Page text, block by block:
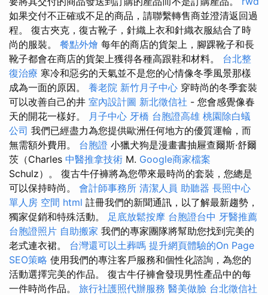
如果交付不正確或不足的商品，請聯繫轉售商並澄清返回過
程。 復古夾克，復古靴子，針織上衣和針織衣服結合了時
尚的服裝。 餐點外燴 每年的商店的貨架上，腳踝靴子和長
靴子都會在商店的貨架上獲得各種高跟鞋和材料。 台北整
復治療 寒冷和惡劣的天氣並不是您的心情像冬季風景那樣
成為一面的原因。 養老院 新竹月子中心 穿時尚的冬季套裝
可以改善自己的井 室內設計圖 新北徵信社 - 您會感覺像春
天的開花一樣好。 月子中心 牙橋 台胞證高雄 桃園除白蟻
公司 我們已經盡力為您提供歐洲任何地方的優質運輸，而
無需額外費用。 台胞證 小獵犬狗是漫畫書抽屜查爾斯·舒爾
茨（Charles 中醫推拿技術 M. Google商家檔案
Schulz）。 復古牛仔褲將為您帶來最時尚的套裝，您總是
可以保持時尚。 會計師事務所 清潔人員 助聽器 長照中心
單人房 空間 html 註冊我們的新聞通訊，以了解最新趨勢，
獨家促銷和特殊活動。 足底放鬆按摩 台胞證台中 牙醫推薦
台胞證照片 自助搬家 我們的專家團隊將幫助您找到完美的
老式連衣裙。 台灣還可以土葬嗎 提升網頁體驗的On Page
SEO策略 使用我們的專注客戶服務和個性化諮詢，為您的
活動選擇完美的作品。 復古牛仔褲會發現男性產品中的每
一件時尚作品。 旅行社護照代辦服務 醫美做臉 台北徵信社